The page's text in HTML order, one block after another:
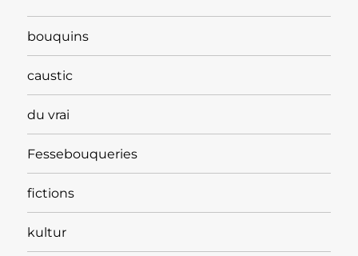
bouquins
caustic
du vrai
Fessebouqueries
fictions
kultur